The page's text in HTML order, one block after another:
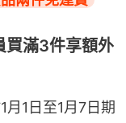
滿3件享額外
1日至1月7日期